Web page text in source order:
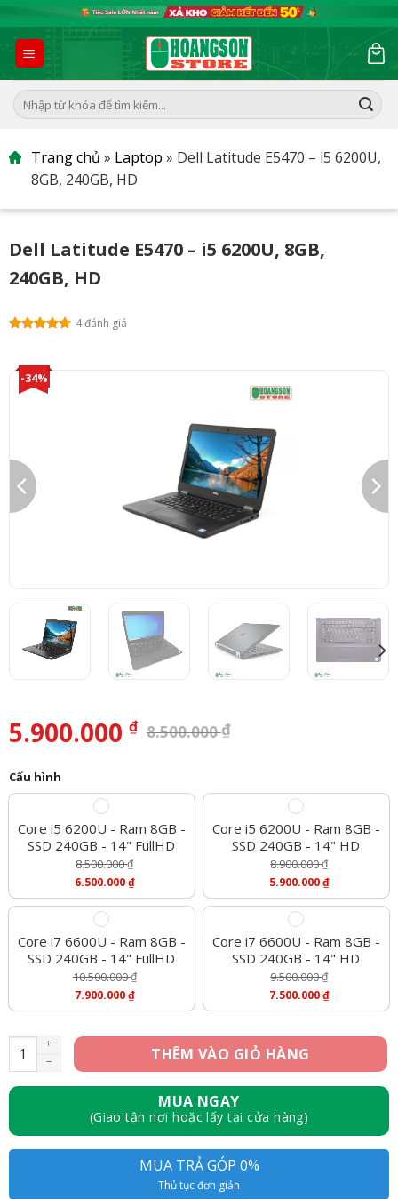
to
content
Tìm
kiếm:
Trang chủ » Laptop » Dell Latitude E5470 – i5 6200U,
8GB, 240GB, HD
Dell Latitude E5470 – i5 6200U, 8GB,
240GB, HD
4 đánh giá
-34%
5.900.000 ₫ 8.500.000₫
Cấu hình
Core i5 6200U - Ram 8GB -
SSD 240GB - 14" FullHD
8.500.000₫
Gốc
Là:
6.500.000₫
Giá
Là:
6.500.000 ₫.
Core i5 6200U - Ram 8GB -
SSD 240GB - 14" HD
8.900.000₫
Gốc
Là:
5.900.000₫
Giá
Là:
5.900.000 ₫.
Core i7 6600U - Ram 8GB -
SSD 240GB - 14" FullHD
10.500.000₫
Gốc
10.500.000 ₫.
7.900.000₫
Giá
Tại
Là:
7.900.000 ₫.
Core i7 6600U - Ram 8GB -
SSD 240GB - 14" HD
9.500.000₫
Gốc
9.500.000 ₫.
7.500.000₫
Giá
Tại
Là:
Dell Latitude E5470 – i5 6200U, 8GB, 240GB, HD số lượng
THÊM VÀO GIỎ HÀNG
MUA NGAY
(Giao tận nơi hoặc lấy tại cửa hàng)
MUA TRẢ GÓP 0%
Thủ tục đơn giản